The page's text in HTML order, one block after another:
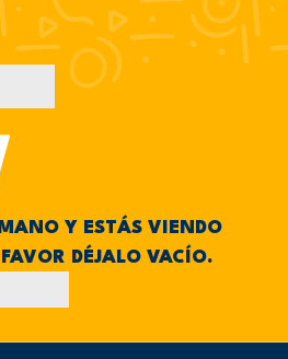
Y ESTÁS VIENDO
DÉJALO VACÍO.